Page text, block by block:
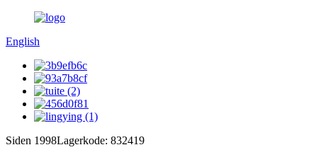
English
Siden 1998Lagerkode: 832419